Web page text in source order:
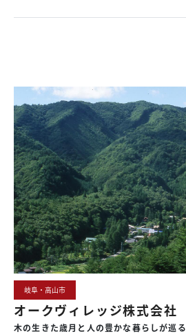
岐阜・高山市
オークヴィレッジ株式会社
木の生きた歳月と 人の豊かな暮らしが巡る